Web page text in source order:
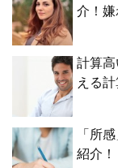
介！嫌
計算
える
「所
紹介！